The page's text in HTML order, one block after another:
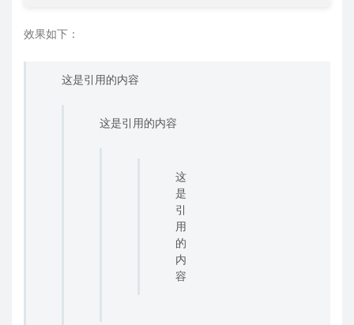
效果如下：
这是引用的内容
这是引用的内容
这
是
引
用
的
内
容